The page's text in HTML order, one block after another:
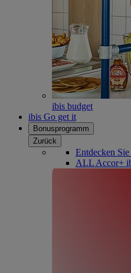
ibis budget
ibis Go get it
Bonusprogramm
Zurück
Entdecken
ALL Accor+